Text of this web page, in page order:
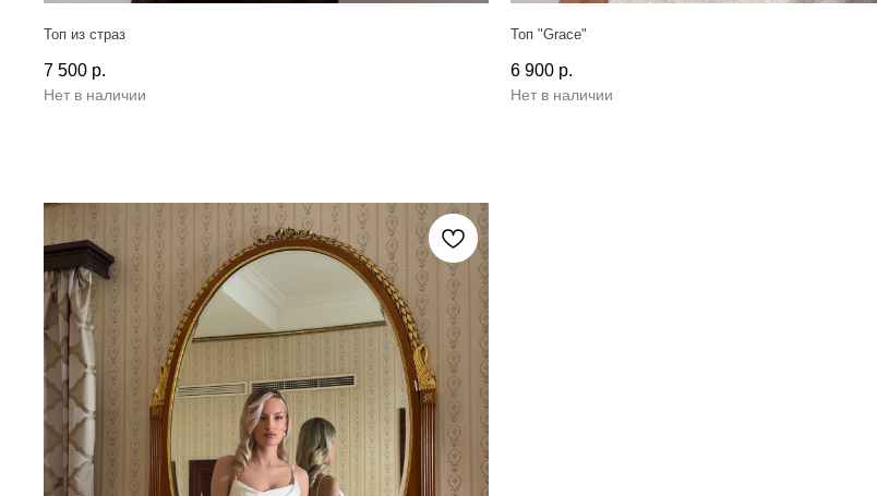
Топ из страз
7 500 р.
Нет в наличии
Топ "Grace"
6 900 р.
Нет в наличии